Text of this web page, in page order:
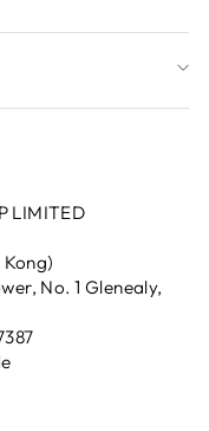
LIMITED
No. 1 Glenealy,